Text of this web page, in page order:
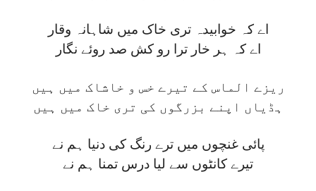
اے کہ خوابیدہ تری خاک میں شاہانہ وقار
اے کہ ہر خار ترا رو کش صد روئے نگار
ریزے الماس کے تیرے خس و خاشاک میں ہیں
ہڈیاں اپنے بزرگوں کی تری خاک میں ہیں
پائی غنچوں میں ترے رنگ کی دنیا ہم نے
تیرے کانٹوں سے لیا درس تمنا ہم نے